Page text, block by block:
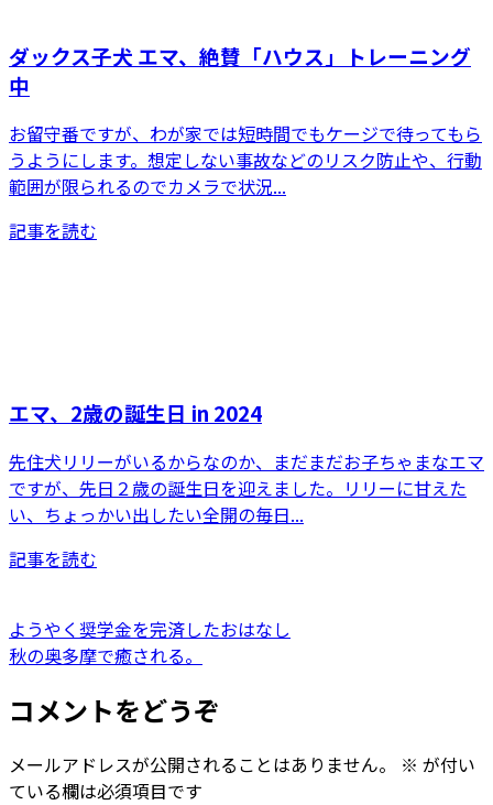
ダックス子犬 エマ、絶賛「ハウス」トレーニング
中
お留守番ですが、わが家では短時間でもケージで待ってもら
うようにします。想定しない事故などのリスク防止や、行動
範囲が限られるのでカメラで状況...
記事を読む
エマ、2歳の誕生日 in 2024
先住犬リリーがいるからなのか、まだまだお子ちゃまなエマ
ですが、先日２歳の誕生日を迎えました。リリーに甘えた
い、ちょっかい出したい全開の毎日...
記事を読む
ようやく奨学金を完済したおはなし
秋の奥多摩で癒される。
コメントをどうぞ
メールアドレスが公開されることはありません。 ※ が付い
ている欄は必須項目です